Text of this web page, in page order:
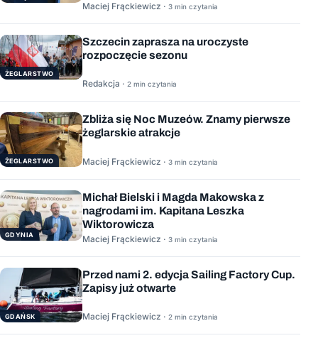
Maciej Frąckiewicz · 3 min czytania
ŻEGLARSTWO
Szczecin zaprasza na uroczyste
rozpoczęcie sezonu
Redakcja · 2 min czytania
ŻEGLARSTWO
Zbliża się Noc Muzeów. Znamy pierwsze
żeglarskie atrakcje
Maciej Frąckiewicz · 3 min czytania
GDYNIA
Michał Bielski i Magda Makowska z
nagrodami im. Kapitana Leszka
Wiktorowicza
Maciej Frąckiewicz · 3 min czytania
GDAŃSK
Przed nami 2. edycja Sailing Factory Cup.
Zapisy już otwarte
Maciej Frąckiewicz · 2 min czytania